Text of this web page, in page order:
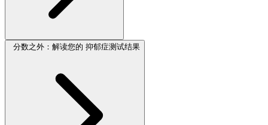
分数之外：解读您的 抑郁症测试结果